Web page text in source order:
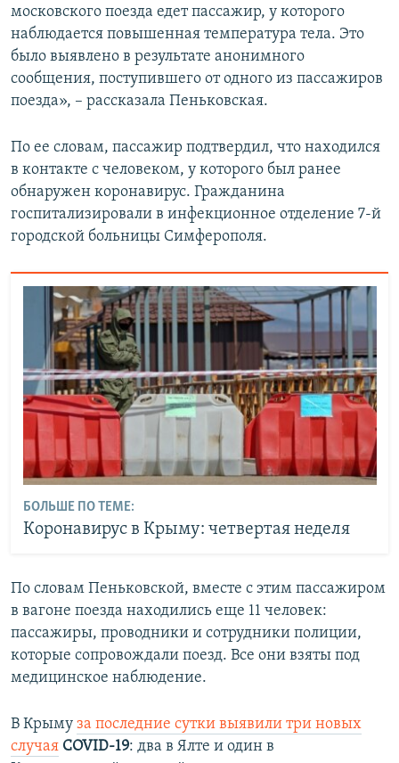
московского поезда едет пассажир, у которого
наблюдается повышенная температура тела. Это
было выявлено в результате анонимного
сообщения, поступившего от одного из пассажиров
поезда», – рассказала Пеньковская.
По ее словам, пассажир подтвердил, что находился
в контакте с человеком, у которого был ранее
обнаружен коронавирус. Гражданина
госпитализировали в инфекционное отделение 7-й
городской больницы Симферополя.
БОЛЬШЕ ПО ТЕМЕ:
Коронавирус в Крыму: четвертая неделя
По словам Пеньковской, вместе с этим пассажиром
в вагоне поезда находились еще 11 человек:
пассажиры, проводники и сотрудники полиции,
которые сопровождали поезд. Все они взяты под
медицинское наблюдение.
В Крыму за последние сутки выявили три новых
случая COVID-19: два в Ялте и один в